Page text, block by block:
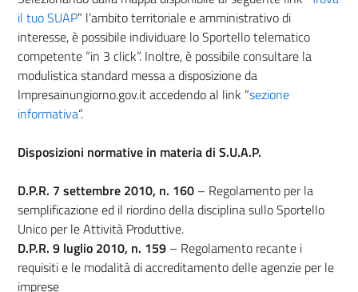
il tuo SUAP” l’ambito territoriale e amministrativo di
interesse, è possibile individuare lo Sportello telematico
competente “in 3 click”. Inoltre, è possibile consultare la
modulistica standard messa a disposizione da
Impresainungiorno.gov.it accedendo al link “sezione
informativa“.
Disposizioni normative in materia di S.U.A.P.
D.P.R. 7 settembre 2010, n. 160 – Regolamento per la
semplificazione ed il riordino della disciplina sullo Sportello
Unico per le Attività Produttive.
D.P.R. 9 luglio 2010, n. 159 – Regolamento recante i
requisiti e le modalità di accreditamento delle agenzie per le
imprese